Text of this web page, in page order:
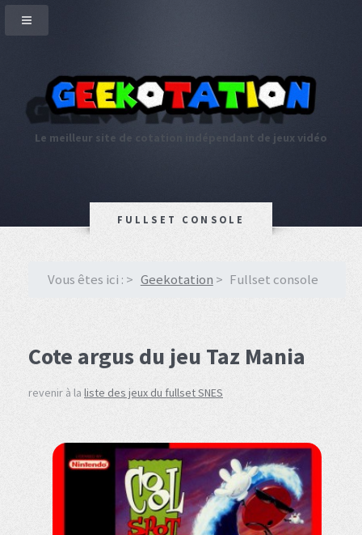
Le meilleur site de cotation indépendant de jeux vidéo
FULLSET CONSOLE
Vous êtes ici : Geekotation Fullset console
Cote argus du jeu Taz Mania
revenir à la liste des jeux du fullset SNES